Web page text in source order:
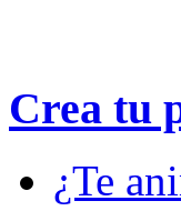
Crea tu
¿Te